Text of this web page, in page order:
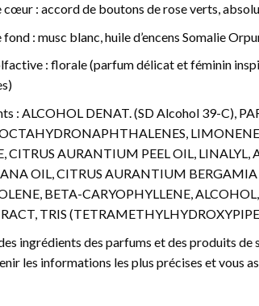
cœur : accord de boutons de rose verts,
: musc blanc, huile d’encens Somalie
: florale (parfum délicat et féminin
: ALCOHOL DENAT. (SD Alcohol 39-C),
CITRUS AURANTIUM PEEL OIL,
OIL, CITRUS AURANTIUM BERGAMIA
BETA-CARYOPHYLLENE,
TRIS
ingrédients des parfums et des produits
les informations les plus précises et vous